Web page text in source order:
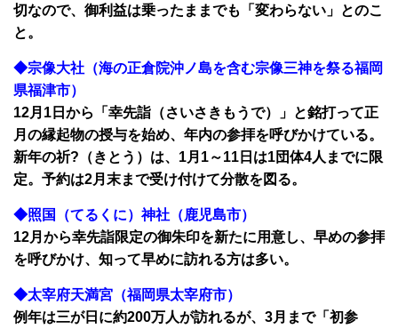
切なので、御利益は乗ったままでも「変わらない」とのこ
と。
◆宗像大社（海の正倉院沖ノ島を含む宗像三神を祭る福岡
県福津市）
12月1日から「幸先詣（さいさきもうで）」と銘打って正
月の縁起物の授与を始め、年内の参拝を呼びかけている。
新年の祈?（きとう）は、1月1～11日は1団体4人までに限
定。予約は2月末まで受け付けて分散を図る。
◆照国（てるくに）神社（鹿児島市）
12月から幸先詣限定の御朱印を新たに用意し、早めの参拝
を呼びかけ、知って早めに訪れる方は多い。
◆太宰府天満宮（福岡県太宰府市）
例年は三が日に約200万人が訪れるが、3月まで「初参